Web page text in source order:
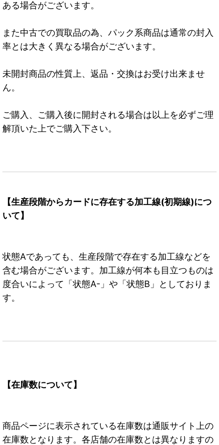
ある場合がございます。
また中古での買取品の為、パック系商品は通常の封入
率とは大きく異なる場合がございます。
未開封商品の性質上、返品・交換はお受け出来ませ
ん。
ご購入、ご購入後に開封される場合は以上を必ずご理
解頂いた上でご購入下さい。
【生産段階からカードに存在する加工線(初期線)につ
いて】
状態Aであっても、生産段階で存在する加工線などを
含む場合がございます。加工線が何本も目立つものは
度合いによって「状態A-」や「状態B」としておりま
す。
【在庫数について】
商品ページに表示されている在庫数は通販サイト上の
在庫数となります。各店舗の在庫数とは異なりますの